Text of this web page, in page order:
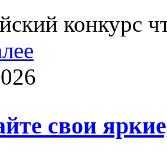
конкурс
свои